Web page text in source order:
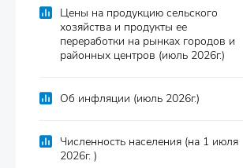
Цены на продукцию сельского
хозяйства и продукты ее
переработки на рынках городов и
районных центров (июль 2026г.)
Об инфляции (июль 2026г.)
Численность населения (на 1 июля
2026г. )